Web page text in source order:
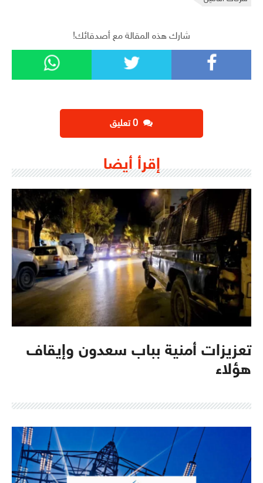
شارك هذه المقالة مع أصدقائك!
إقرأ أيضا
تعزيزات أمنية بباب سعدون وإيقاف
هؤلاء